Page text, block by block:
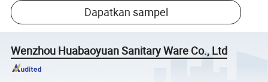
Dapatkan sampel
Wenzhou Huabaoyuan Sanitary Ware Co., Ltd